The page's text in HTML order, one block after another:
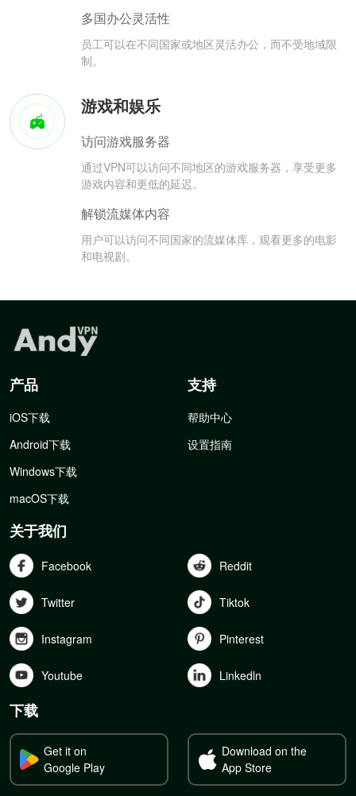
多国办公灵活性
员工可以在不同国家或地区灵活办公，而不受地域限
制。
游戏和娱乐
访问游戏服务器
通过VPN可以访问不同地区的游戏服务器，享受更多
游戏内容和更低的延迟。
解锁流媒体内容
用户可以访问不同国家的流媒体库，观看更多的电影
和电视剧。
产品
iOS下载
Android下载
Windows下载
macOS下载
支持
帮助中心
设置指南
关于我们
Facebook Reddit
Twitter Tiktok
Instagram Pinterest
Youtube Linkedln
下载
Get it on
Google Play
Download on the
App Store